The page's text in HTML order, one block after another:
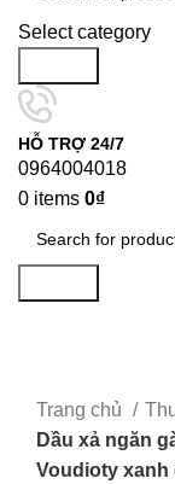
Select category
HỖ TRỢ 24/7
0964004018
0 items 0₫
Trang chủ
Dầu xả ngăn
Voudioty xanh